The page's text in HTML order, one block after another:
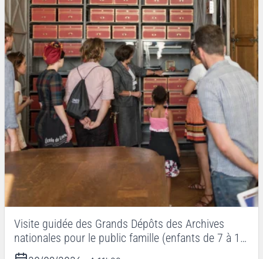
Visite guidée des Grands Dépôts des Archives
nationales pour le public famille (enfants de 7 à 15
ans accompagnés de leurs parents)